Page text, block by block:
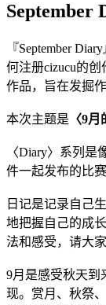
September
『September
何注册cizucu的
作品，旨在发掘
本次主题是 〈9月
〈Diary〉系列
件一起发布的比赛
日记是记录自己
地把握自己的成
法和感受，请大
9月是感受秋天到
现。赏月、秋祭